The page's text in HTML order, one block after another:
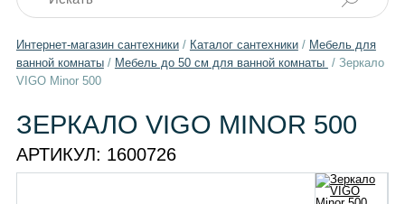
Интернет-магазин сантехники/ Каталог сантехники/ Мебель для
ванной комнаты/ Мебель до 50 см для ванной комнаты / Зеркало
VIGO Minor 500
ЗЕРКАЛО VIGO MINOR 500
АРТИКУЛ: 1600726